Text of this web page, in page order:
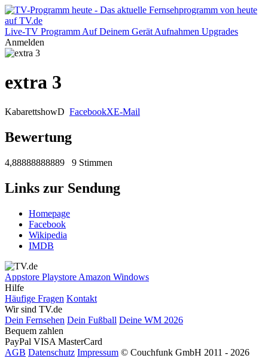
Live-TV Programm Auf Deinem Gerät Aufnahmen Upgrades
Anmelden
extra 3
KabarettshowD FacebookXE-Mail
Bewertung
4,88888888889 9 Stimmen
Links zur Sendung
Homepage
Facebook
Wikipedia
IMDB
Appstore Playstore Amazon Windows
Hilfe
Häufige Fragen Kontakt
Wir sind TV.de
Dein Fernsehen Dein Fußball Deine WM 2026
Bequem zahlen
PayPal VISA MasterCard
AGB Datenschutz Impressum © Couchfunk GmbH 2011 - 2026